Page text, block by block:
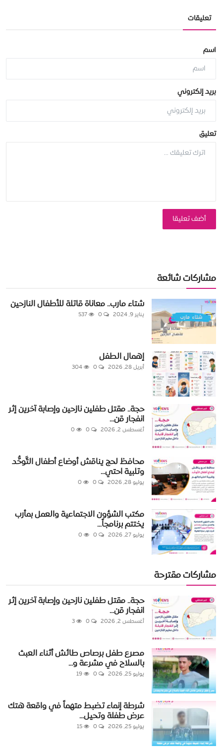
تعليقات
اسم
بريد إلكتروني
تعليق
أضف تعليقا
مشاركات شائعة
شتاء مارب.. معاناة قاتلة للأطفال النازحين
يناير 9, 2024
إهمال الطفل
أبريل 28, 2026
حجة.. مقتل طفلين نازحين وإصابة آخرين إثر
انفجار قن...
أغسطس 2, 2026
محافظ لحج يناقش أوضاع أطفال التَّوحُّد
وتلبية احتي...
يوليو 28, 2026
مكتب الشؤون الاجتماعية والعمل بمأرب
يختتم برنامجاً...
يوليو 27, 2026
مشاركات مقترحة
حجة.. مقتل طفلين نازحين وإصابة آخرين إثر
انفجار قن...
أغسطس 2, 2026
مصرع طفل برصاص طائش أثناء العبث
بالسلاح في مشرعة و...
يوليو 25, 2026
شرطة إنماء تضبط متهماً في واقعة هتك
عرض طفلة وتحيل...
يوليو 25, 2026